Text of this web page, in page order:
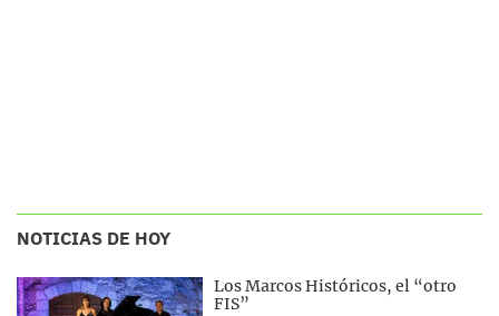
NOTICIAS DE HOY
Los Marcos Históricos, el “otro
FIS”